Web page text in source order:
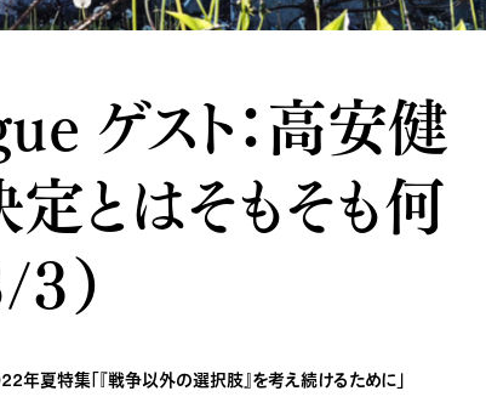
ゲスト：高安健
とはそもそも何
）
年夏特集「『戦争以外の選択肢』を考え続けるために」